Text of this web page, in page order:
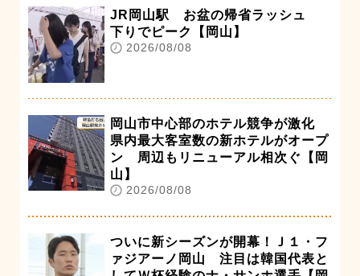
JR岡山駅 お盆の帰省ラッシュ
下りでピーク【岡山】
2026/08/08
岡山市中心部のホテル競争が激化
県内最大客室数の新ホテルがオープ
ン 周辺もリニューアル相次ぐ【岡
山】
2026/08/08
ついに新シーズンが開幕！Ｊ１・フ
ァジアーノ岡山 注目は韓国代表と